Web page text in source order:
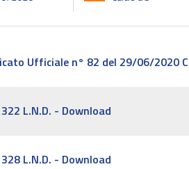
Ufficiale n° 82 del 29/06/2020
322 L.N.D. - Download
328 L.N.D. - Download